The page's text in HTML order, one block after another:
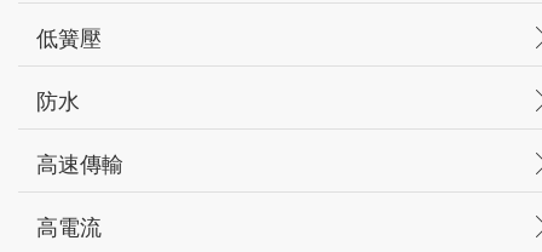
低簧壓
防水
高速傳輸
高電流